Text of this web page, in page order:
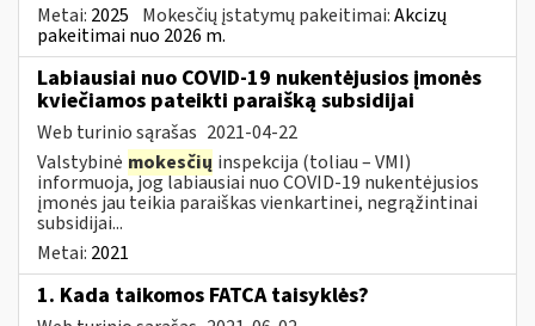
Metai: 2025 Mokesčių įstatymų pakeitimai:Akcizų
pakeitimai nuo 2026 m.
Labiausiai nuo COVID-19 nukentėjusios įmonės
kviečiamos pateikti paraišką subsidijai
Web turinio sąrašas 2021-04-22
Valstybinė mokesčių inspekcija (toliau – VMI)
informuoja, jog labiausiai nuo COVID-19 nukentėjusios
įmonės jau teikia paraiškas vienkartinei, negrąžintinai
subsidijai...
Metai: 2021
1. Kada taikomos FATCA taisyklės?